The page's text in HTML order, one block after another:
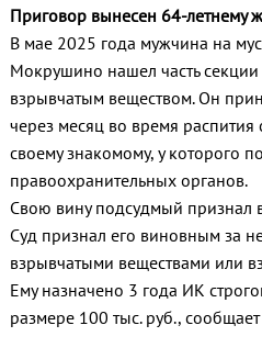
Приговор вынесен 64-летнему
В мае 2025 года мужчина на
Мокрушино нашел часть
взрывчатым веществом. Он
через месяц во время распития
своему знакомому, у которого
правоохранительных органов.
Свою вину подсудмый признал
Суд признал его виновным за
взрывчатыми веществами или
Ему назначено 3 года ИК
размере 100 тыс. руб.,